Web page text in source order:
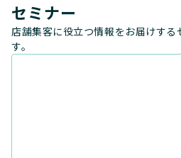
セミナー
店舗集客に役立つ情報をお届けする
す。